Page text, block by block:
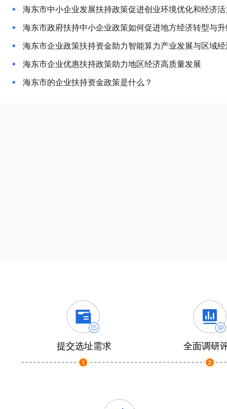
海东市中小企业发展扶持政策促进创业环境优化和经济
海东市政府扶持中小企业政策如何促进地方经济转型与
海东市企业政策扶持资金助力智能算力产业发展与区域
海东市企业优惠扶持政策助力地区经济高质量发展
海东市的企业扶持资金政策是什么？
提交选址需求 全面调研